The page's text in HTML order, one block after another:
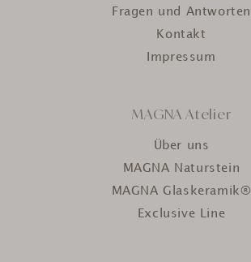
Fragen und Antworten
Kontakt
Impressum
MAGNA Atelier
Über uns
MAGNA Naturstein
MAGNA Glaskeramik®
Exclusive Line